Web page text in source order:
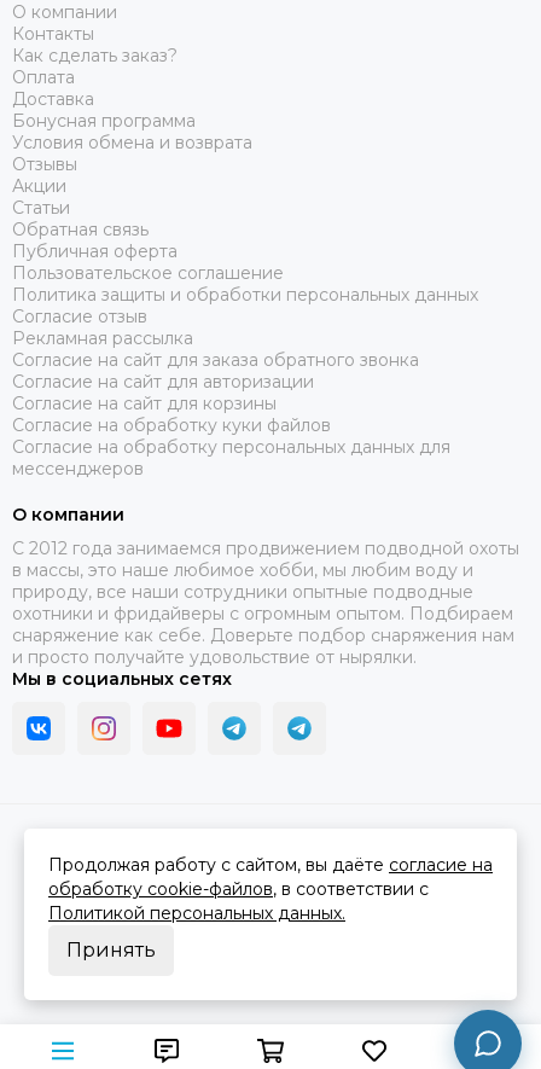
О компании
Контакты
Как сделать заказ?
Оплата
Доставка
Бонусная программа
Условия обмена и возврата
Отзывы
Акции
Статьи
Обратная связь
Публичная оферта
Пользовательское соглашение
Политика защиты и обработки персональных данных
Согласие отзыв
Рекламная рассылка
Согласие на сайт для заказа обратного звонка
Согласие на сайт для авторизации
Согласие на сайт для корзины
Согласие на обработку куки файлов
Согласие на обработку персональных данных для
мессенджеров
О компании
C 2012 года занимаемся продвижением подводной охоты
в массы, это наше любимое хобби, мы любим воду и
природу, все наши сотрудники опытные подводные
охотники и фридайверы с огромным опытом. Подбираем
снаряжение как себе. Доверьте подбор снаряжения нам
и просто получайте удовольствие от нырялки.
Мы в социальных сетях
Сделано вMOSK.STUDIOдля платформыInSales
Продолжая работу с сайтом, вы даёте согласие на
обработку cookie-файлов, в соответствии с
Политикой персональных данных.
Принять